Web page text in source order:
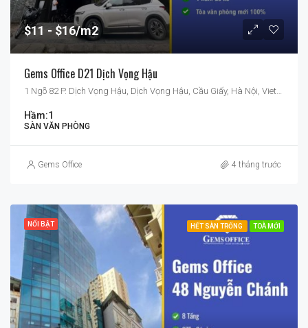
$11 $16/m2
Gems Office D21 Dịch Vọng Hậu
Hầm:1
SÀN VĂN PHÒNG
Gems Office 4 tháng trước
NỔI BẬT HẾT SÀN TRỐNG TOÀ MỚI